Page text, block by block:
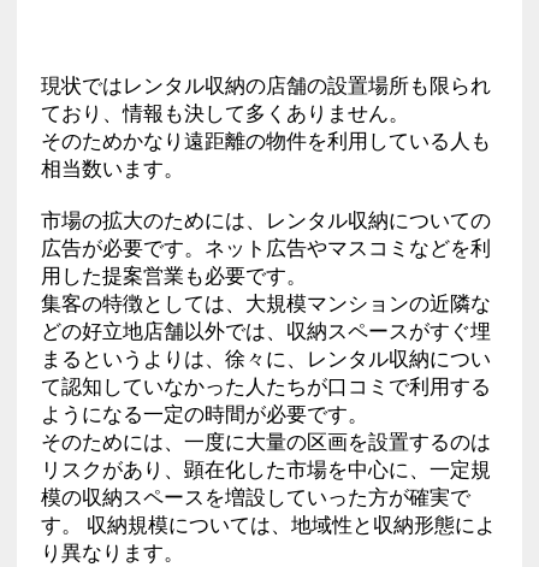
現状ではレンタル収納の店舗の設置場所も限られ
ており、情報も決して多くありません。
そのためかなり遠距離の物件を利用している人も
相当数います。
市場の拡大のためには、レンタル収納についての
広告が必要です。ネット広告やマスコミなどを利
用した提案営業も必要です。
集客の特徴としては、大規模マンションの近隣な
どの好立地店舗以外では、収納スペースがすぐ埋
まるというよりは、徐々に、レンタル収納につい
て認知していなかった人たちが口コミで利用する
ようになる一定の時間が必要です。
そのためには、一度に大量の区画を設置するのは
リスクがあり、顕在化した市場を中心に、一定規
模の収納スペースを増設していった方が確実で
す。 収納規模については、地域性と収納形態によ
り異なります。